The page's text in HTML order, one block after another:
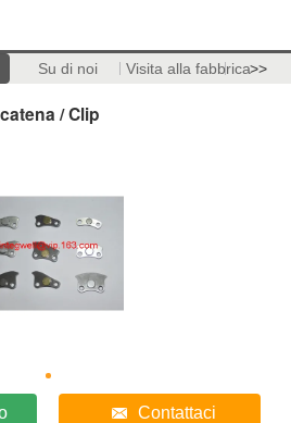
Su di noi Visita alla fabbrica>>
/ Clip
Contattaci